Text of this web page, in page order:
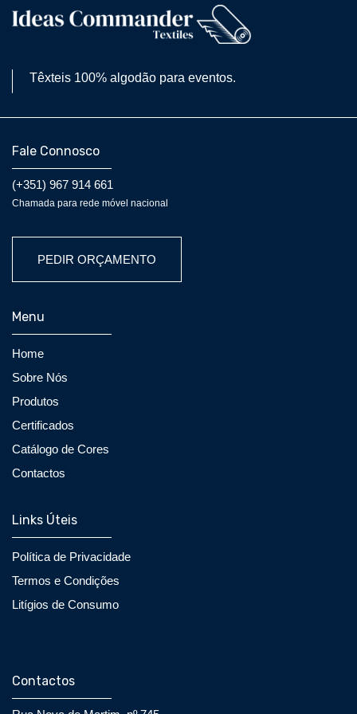
Têxteis 100% algodão para eventos.
Fale Connosco
(+351) 967 914 661
Chamada para rede móvel nacional
PEDIR ORÇAMENTO
Menu
Home
Sobre Nós
Produtos
Certificados
Catálogo de Cores
Contactos
Links Úteis
Política de Privacidade
Termos e Condições
Litígios de Consumo
Contactos